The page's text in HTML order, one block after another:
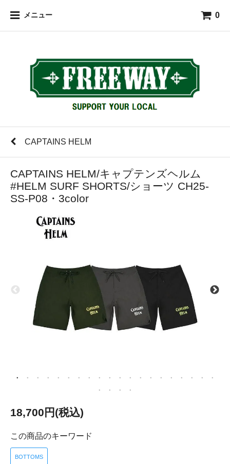
メニュー 0
CAPTAINS HELM
CAPTAINS HELM/キャプテンズヘルム
#HELM SURF SHORTS/ショーツ CH25-
SS-P08・3color
18,700円(税込)
この商品のキーワード
BOTTOMS